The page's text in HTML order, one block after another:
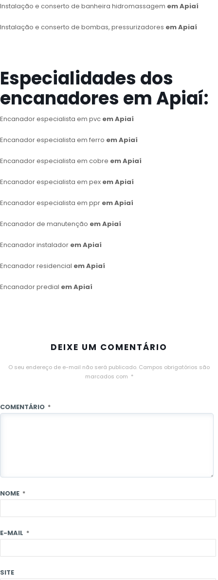
Instalação e conserto de banheira hidromassagem em Apiaí
Instalação e conserto de bombas, pressurizadores em Apiaí
Especialidades dos
encanadores em Apiaí:
Encanador especialista em pvc em Apiaí
Encanador especialista em ferro em Apiaí
Encanador especialista em cobre em Apiaí
Encanador especialista em pex em Apiaí
Encanador especialista em ppr em Apiaí
Encanador de manutenção em Apiaí
Encanador instalador em Apiaí
Encanador residencial em Apiaí
Encanador predial em Apiaí
DEIXE UM COMENTÁRIO
O seu endereço de e-mail não será publicado. Campos obrigatórios são
marcados com *
COMENTÁRIO *
NOME *
E-MAIL *
SITE